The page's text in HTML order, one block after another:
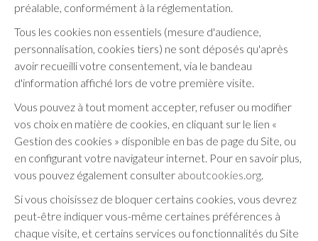
préalable, conformément à la réglementation.
Tous les cookies non essentiels (mesure d'audience,
personnalisation, cookies tiers) ne sont déposés qu'après
avoir recueilli votre consentement, via le bandeau
d'information affiché lors de votre première visite.
Vous pouvez à tout moment accepter, refuser ou modifier
vos choix en matière de cookies, en cliquant sur le lien «
Gestion des cookies » disponible en bas de page du Site, ou
en configurant votre navigateur internet. Pour en savoir plus,
vous pouvez également consulter aboutcookies.org.
Si vous choisissez de bloquer certains cookies, vous devrez
peut-être indiquer vous-même certaines préférences à
chaque visite, et certains services ou fonctionnalités du Site